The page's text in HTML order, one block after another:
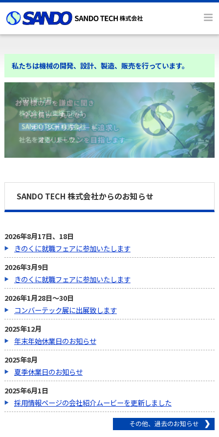
私たちは機械の開発、設計、製造、販売を行っています。
SANDO TECH 株式会社からのお知らせ
2026年8月17日、18日
きのくに就職フェアに参加いたします
2026年3月9日
きのくに就職フェアに参加いたします
2026年1月28日～30日
コンバーテック展に出展致します
2025年12月
年末年始休業日のお知らせ
2025年8月
夏季休業日のお知らせ
2025年6月1日
採用情報ページの会社紹介ムービーを更新しました
その他、過去のお知らせ